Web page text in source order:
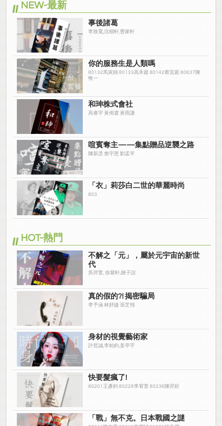
NEW-最新
事後諸葛
李致寬,沈楷軒,曹家軒
你的服務生是人類嗎
80132馬寅娟 80133高禾庭 80142蔡宜庭 80637陳
惟一
和珅株式會社
高睿宇 黃侑霆 黃雨謙
喧賓奪主——集點贈品逆襲之路
陳新丞 詹宇恩 劉孟芊
「衣」莉莎白二世的華麗時尚
803
HOT-熱門
不解之「元」，屬於元宇宙的新世
代
吳羿萱, 徐紫軒,鍾子誼
真的假的?! 揭密騙局
李予涵 林妤婕 張芝翎
身材的視覺藝術家
許哲誠,李柏鈞,姜亭宇
快要髮瘋了!
80201王彥鈞 80228李宥萱 80236陳羿妡
「戰」無不克。日本戰國之謎